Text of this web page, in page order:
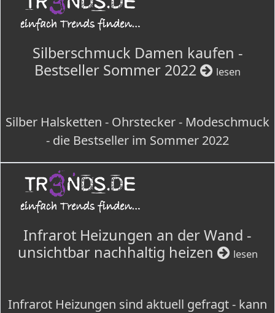
Silberschmuck Damen kaufen -
Bestseller Sommer 2022
lesen
Silber Halsketten - Ohrstecker - Modeschmuck
- die Bestseller im Sommer 2022
Infrarot Heizungen an der Wand -
unsichtbar nachhaltig heizen
lesen
Infrarot Heizungen sind aktuell gefragt - kann